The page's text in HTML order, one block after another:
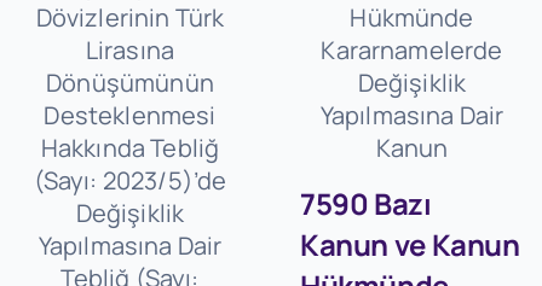
7590 Bazı
Kanun ve Kanun